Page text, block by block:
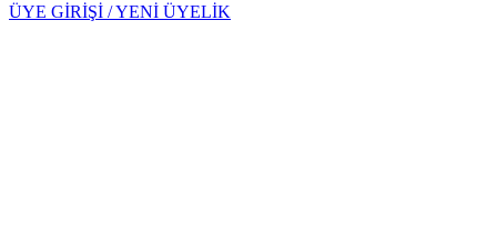
ÜYE GİRİŞİ / YENİ ÜYELİK